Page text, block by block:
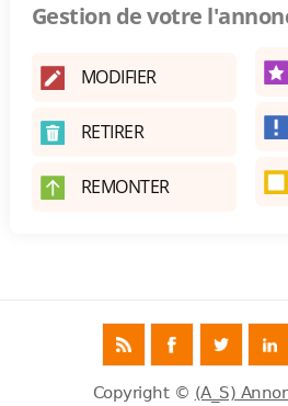
Gestion de votre
MODIFIER
RETIRER
REMONTER
Copyright © (A_S)